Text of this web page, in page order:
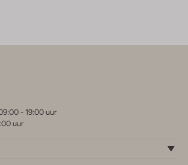
- 19:00 uur
uur